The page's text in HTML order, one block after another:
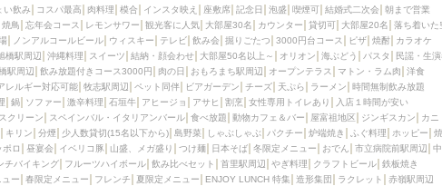
ウェディング 58KACHA-SEA
バイキング（ビュッフェ）
メガ盛り つけ麺 日本そば 冬限定メニュー
おでん
オーガニック プレミアムフライデー
牛串焼き
ハイボール 飲み比べセット 首里駅周辺
やぎ料理
い チーズタッカルビ 奥武山公園駅周辺
小禄駅周辺
フレンチ 夏限定メニュー ENJOY LUNCH 特集
造形集団
周辺 儀保駅周辺
い飲み コスパ最高 肉料理 模合 インスタ映え 座敷席 記念日 泡盛 喫煙可 結婚式二次会 朝まで営業
焼鳥 忘年会コース レモンサワー 観光客に人気 大部屋30名 カウンター 貸切可 大部屋20名
落ち着いた
ノンアルコールビール ウィスキー テレビ 飲み会 掘りごたつ 3000円台コース ピザ 焼酎
カラオケ
橋駅周辺 沖縄料理 スイーツ 結納・顔会わせ 大部屋50名以上～ オリオン 海ぶどう パスタ
民謡・生
駅周辺 飲み放題付きコース3000円 肉の日 おもろまち駅周辺 オープンテラス マトン・ラム肉
洋食
レルギー対応可能 牧志駅周辺 ペット同伴 ビアガーデン チーズ 天ぷら ラーメン
時間無制飲み放題
鍋 ソファー 激辛料理 石垣牛 アヒージョ アサヒ 割烹 女性専用トイレあり
入店１時間が安い
スクリーン スペインバル・イタリアンバール 食べ放題 動物カフェ＆バー 屋富祖地区 ジンギスカン
カニ
キリン 分煙 少人数貸切(15名以下から) 島野菜 しゃぶしゃぶ パクチー 炉端焼き ふぐ料理 ホッピー
ポロ 昼宴会 イベリコ豚 山盛、メガ盛り つけ麺 日本そば 冬限定メニュー おでん 市立病院前駅周辺
チバイキング フルーツハイボール 飲み比べセット 首里駅周辺 やぎ料理 クラフトビール 鉄板焼き
ー 春限定メニュー フレンチ 夏限定メニュー ENJOY LUNCH 特集 造形集団 ラクレット 赤嶺駅周辺